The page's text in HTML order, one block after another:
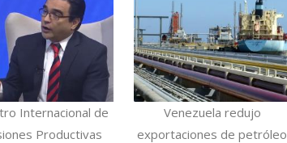
Internacional de
Productivas
Venezuela redujo
exportaciones de petróleo